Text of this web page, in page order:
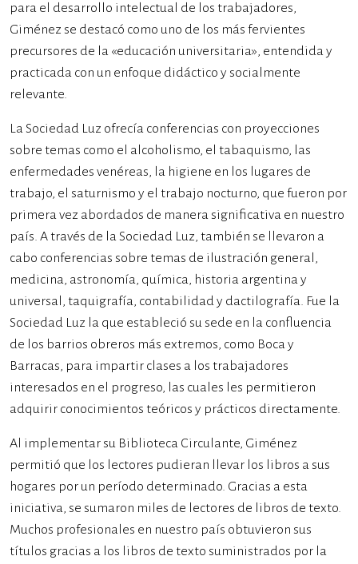
para el desarrollo intelectual de los trabajadores,
Giménez se destacó como uno de los más fervientes
precursores de la «educación universitaria», entendida y
practicada con un enfoque didáctico y socialmente
relevante.
La Sociedad Luz ofrecía conferencias con proyecciones
sobre temas como el alcoholismo, el tabaquismo, las
enfermedades venéreas, la higiene en los lugares de
trabajo, el saturnismo y el trabajo nocturno, que fueron por
primera vez abordados de manera significativa en nuestro
país. A través de la Sociedad Luz, también se llevaron a
cabo conferencias sobre temas de ilustración general,
medicina, astronomía, química, historia argentina y
universal, taquigrafía, contabilidad y dactilografía. Fue la
Sociedad Luz la que estableció su sede en la confluencia
de los barrios obreros más extremos, como Boca y
Barracas, para impartir clases a los trabajadores
interesados en el progreso, las cuales les permitieron
adquirir conocimientos teóricos y prácticos directamente.
Al implementar su Biblioteca Circulante, Giménez
permitió que los lectores pudieran llevar los libros a sus
hogares por un período determinado. Gracias a esta
iniciativa, se sumaron miles de lectores de libros de texto.
Muchos profesionales en nuestro país obtuvieron sus
títulos gracias a los libros de texto suministrados por la